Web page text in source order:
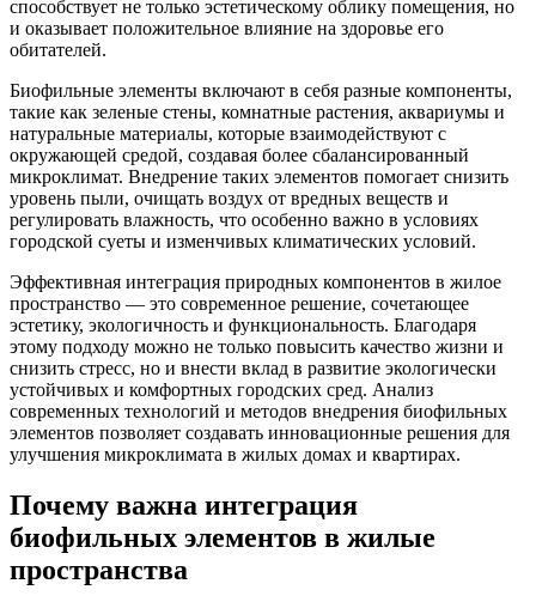
способствует не только эстетическому облику помещения, но
и оказывает положительное влияние на здоровье его
обитателей.
Биофильные элементы включают в себя разные компоненты,
такие как зеленые стены, комнатные растения, аквариумы и
натуральные материалы, которые взаимодействуют с
окружающей средой, создавая более сбалансированный
микроклимат. Внедрение таких элементов помогает снизить
уровень пыли, очищать воздух от вредных веществ и
регулировать влажность, что особенно важно в условиях
городской суеты и изменчивых климатических условий.
Эффективная интеграция природных компонентов в жилое
пространство — это современное решение, сочетающее
эстетику, экологичность и функциональность. Благодаря
этому подходу можно не только повысить качество жизни и
снизить стресс, но и внести вклад в развитие экологически
устойчивых и комфортных городских сред. Анализ
современных технологий и методов внедрения биофильных
элементов позволяет создавать инновационные решения для
улучшения микроклимата в жилых домах и квартирах.
Почему важна интеграция
биофильных элементов в жилые
пространства